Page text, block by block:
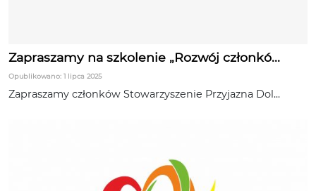
Zapraszamy na szkolenie „Rozwój członkó...
Opublikowano: 1 lipca 2025
Zapraszamy członków Stowarzyszenie Przyjazna Dol...